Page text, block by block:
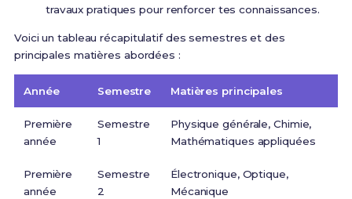
travaux pratiques pour renforcer tes connaissances.
Voici un tableau récapitulatif des semestres et des
principales matières abordées :
Année Semestre Matières principales
Première
année
Semestre
1
Physique générale, Chimie,
Mathématiques appliquées
Première
année
Semestre
2
Électronique, Optique,
Mécanique